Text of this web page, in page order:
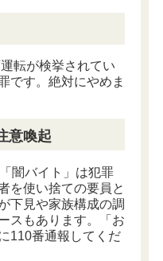
転が検挙されてい
です。絶対にやめま
意喚起
闇バイト」は犯罪
を使い捨ての要員と
下見や家族構成の調
スもあります。「お
110番通報してくだ